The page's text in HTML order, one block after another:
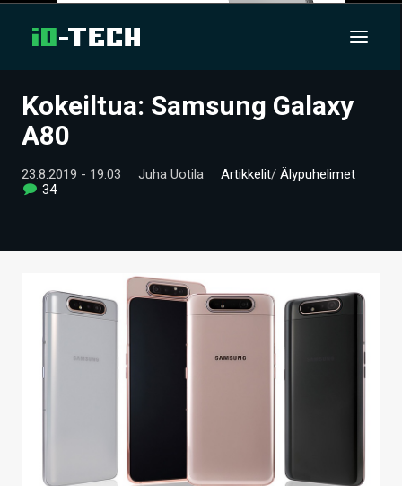
UUTISET
VIDEOT
HINTA.FI
KAUPPA
HAKU
Kokeiltua: Samsung Galaxy
A80
23.8.2019 - 19:03 Juha Uotila Artikkelit/ Älypuhelimet
34